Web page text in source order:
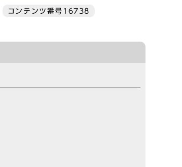
コンテンツ番号16738